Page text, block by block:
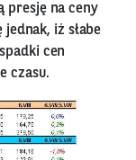
presję na ceny
jednak, iż słabe
cen
czasu.